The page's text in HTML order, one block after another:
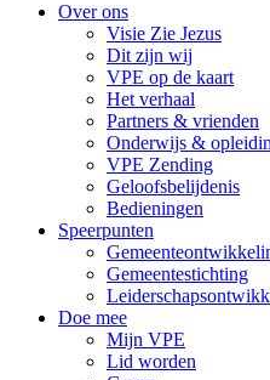
Over ons
Visie Zie Jezus
Dit zijn wij
VPE op de kaart
Het verhaal
Partners & vrienden
Onderwijs &
VPE Zending
Geloofsbelijdenis
Bedieningen
Speerpunten
Gemeentestichting
Doe mee
Mijn VPE
Lid worden